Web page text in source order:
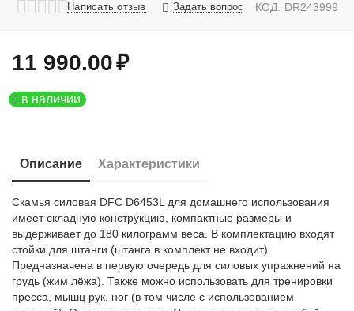
Написать отзыв Задать вопрос КОД: DR243999
11 990.00₽
в наличии
Описание Характеристики
Скамья силовая DFC D6453L для домашнего использования
имеет складную конструкцию, компактные размеры и
выдерживает до 180 килограмм веса. В комплектацию входят
стойки для штанги (штанга в комплект не входит).
Предназначена в первую очередь для силовых упражнений на
грудь (жим лёжа). Также можно использовать для тренировки
пресса, мышц рук, ног (в том числе с использованием